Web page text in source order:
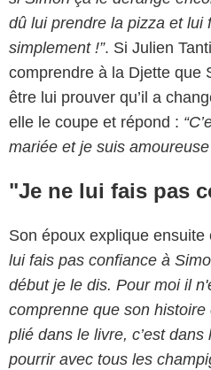
dû lui prendre la pizza et lui
simplement !”. Si Julien
comprendre à la Djette que
être lui prouver qu’il a
elle le coupe et répond :
mariée et je suis
"Je ne lui fais pas
Son époux explique ensuite
lui fais pas confiance à
début je le dis. Pour moi il
comprenne que son histoire
plié dans le livre, c’est
pourrir avec tous les